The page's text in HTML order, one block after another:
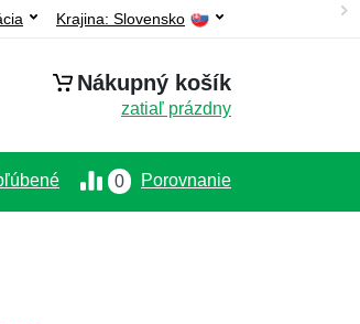
Krajina: Slovensko
Nákupný košík
zatiaľ prázdny
0 Porovnanie